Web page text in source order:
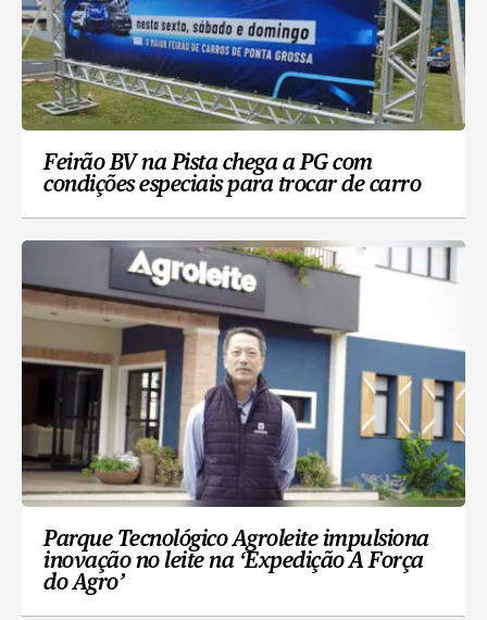
Feirão BV na Pista chega a PG com
condições especiais para trocar de carro
Parque Tecnológico Agroleite impulsiona
inovação no leite na ‘Expedição A Força
do Agro’